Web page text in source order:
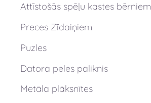
Attīstošās spēļu kastes bērniem
Preces Zīdaiņiem
Puzles
Datora peles paliknis
Metāla plāksnītes